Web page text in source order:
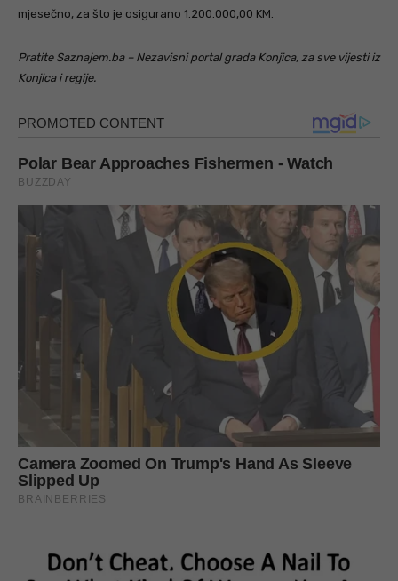
mjesečno, za što je osigurano 1.200.000,00 KM.
Pratite Saznajem.ba – Nezavisni portal grada Konjica, za sve vijesti iz
Konjica i regije.